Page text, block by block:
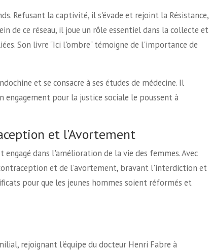
Refusant la captivité, il s'évade et rejoint la Résistance,
de ce réseau, il joue un rôle essentiel dans la collecte et
Son livre "Ici l'ombre" témoigne de l'importance de
et se consacre à ses études de médecine. Il
engagement pour la justice sociale le poussent à
et l'Avortement
dans l'amélioration de la vie des femmes. Avec
et de l'avortement, bravant l'interdiction et
pour que les jeunes hommes soient réformés et
rejoignant l'équipe du docteur Henri Fabre à